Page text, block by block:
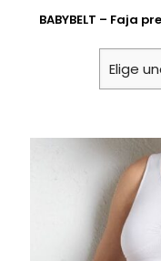
BABYBELT – Faja